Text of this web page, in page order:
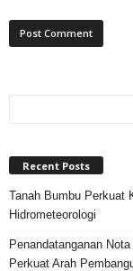
Recent Posts
Tanah Bumbu Perkuat
Hidrometeorologi
Penandatanganan
Perkuat Arah